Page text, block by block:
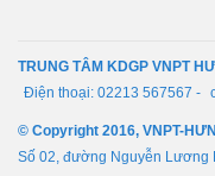
TRUNG TÂM KDGP VNPT
Điện thoại: 02213 567567 -
© Copyright 2016, VNPT-
Số 02, đường Nguyễn Lương